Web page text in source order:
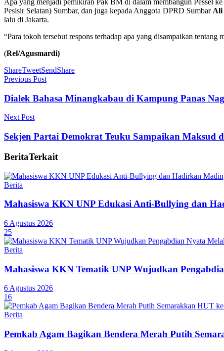
Apa yang menjadi pemikiran Pak BM di dalam membangun Pessel
Pesisir Selatan) Sumbar, dan juga kepada Anggota DPRD Sumbar Ali
lalu di Jakarta.
“Para tokoh tersebut respons terhadap apa yang disampaikan tentang
(Rel/Agusmardi)
ShareTweetSendShare
Previous Post
Dialek Bahasa Minangkabau di Kampung Panas
Next Post
Sekjen Partai Demokrat Teuku Sampaikan Maksud
BeritaTerkait
Berita
Mahasiswa KKN UNP Edukasi Anti-Bullying dan
6 Agustus 2026
25
Berita
Mahasiswa KKN Tematik UNP Wujudkan
6 Agustus 2026
16
Berita
Pemkab Agam Bagikan Bendera Merah Putih